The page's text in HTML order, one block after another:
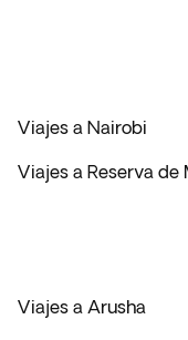
Viajes a Nairobi
Viajes a Reserva de
Viajes a Arusha